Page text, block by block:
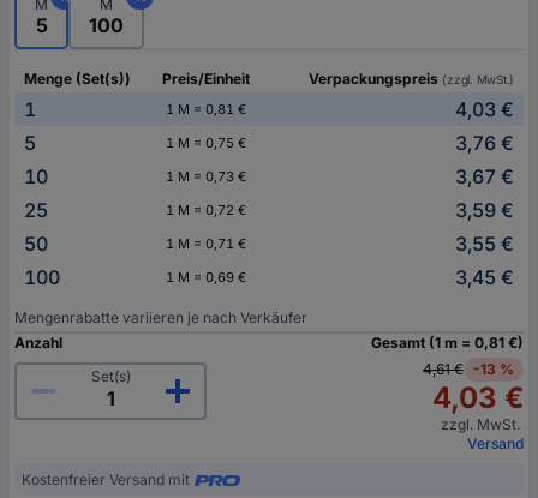
M
5
M
100
Menge (Set(s)) Preis/Einheit Verpackungspreis (zzgl. MwSt.)
1 1 M = 0,81 €
4,03 €
5
1 M = 0,75 €
3,76 €
10
1 M = 0,73 €
3,67 €
25
1 M = 0,72 €
3,59 €
50
1 M = 0,71 €
3,55 €
100
1 M = 0,69 € 3,45 €
Mengenrabatte variieren je nach Verkäufer
Anzahl
Set(s)
Gesamt (1 m = 0,81 €)
4,61 € -13 %
4,03 €
zzgl. MwSt.
Versand
Kostenfreier Versand mit